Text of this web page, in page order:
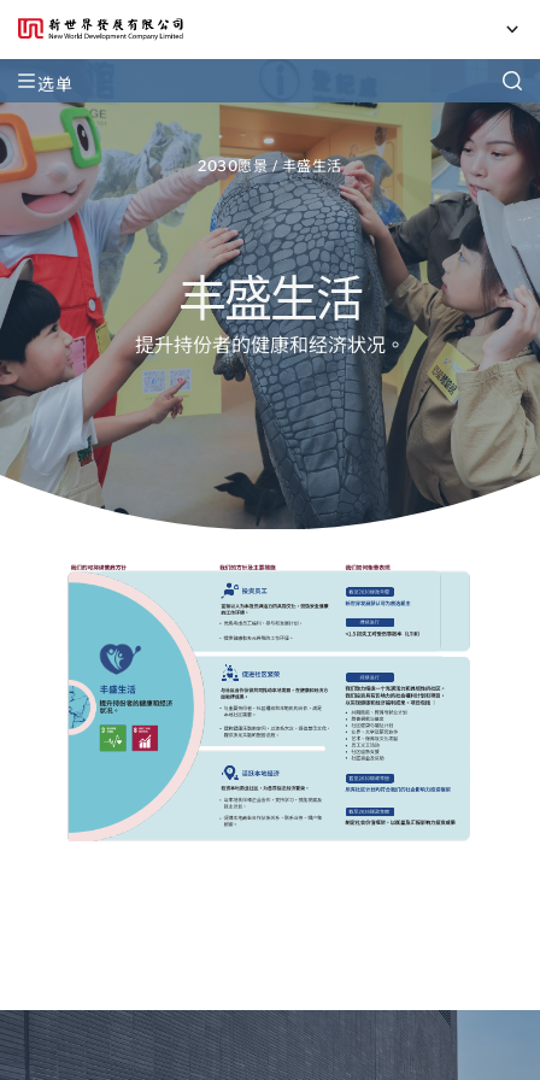
选单
2030愿景/丰盛生活
丰盛生活
提升持份者的健康和经济状况。